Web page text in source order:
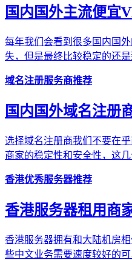
国内国外主流便宜
每年我们会看到很多国内国
失，但是最终比较稳定的还
域名注册服务商推荐
国内国外域名注册
选择域名注册商我们不要在
商家的稳定性和安全性，这
香港优秀服务器推荐
香港服务器租用商
香港服务器拥有和大陆机房
些中文业务需要速度较好的